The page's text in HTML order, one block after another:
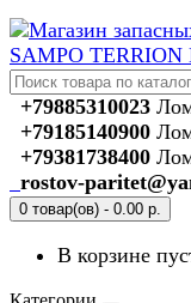
+79885310023
+79185140900
+79381738400
rostov-
0 товар(ов) - 0.00 р.
В корзине